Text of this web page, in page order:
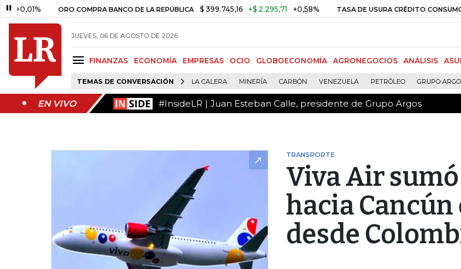
ORO COMPRA BANCO DE LA REPÚBLICA $ 399.745,16 +$ 2.295,71 +0,58% TASA DE USURA CRÉDITO CONSUMO
JUEVES, 06 DE AGOSTO DE 2026
FINANZAS ECONOMÍA EMPRESAS OCIO GLOBOECONOMÍA AGRONEGOCIOS ANÁLISIS
TEMAS DE CONVERSACIÓN LA CALERA MINERÍA CARBÓN VENEZUELA PETRÓLEO GRUPO
EN VIVO #InsideLR | Juan Esteban Calle, presidente de Grupo Argos
EN VIVO #InsideLR | Juan Esteban Calle, presidente de Grupo Argos
TRANSPORTE
Viva Air
hacia
desde